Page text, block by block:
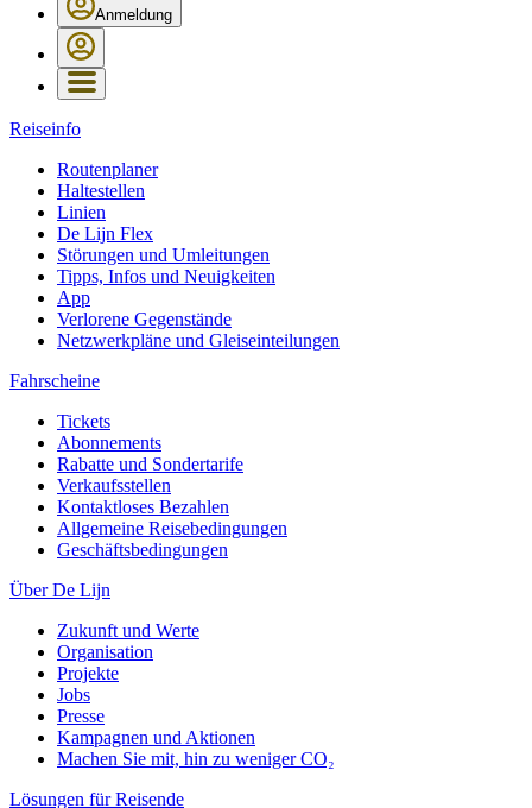
Anmeldung
Reiseinfo
Routenplaner
Haltestellen
Linien
De Lijn Flex
Störungen und Umleitungen
Tipps, Infos und Neuigkeiten
App
Verlorene Gegenstände
Netzwerkpläne und Gleiseinteilungen
Fahrscheine
Tickets
Abonnements
Rabatte und Sondertarife
Verkaufsstellen
Kontaktloses Bezahlen
Allgemeine Reisebedingungen
Geschäftsbedingungen
Über De Lijn
Zukunft und Werte
Organisation
Projekte
Jobs
Presse
Kampagnen und Aktionen
Machen Sie mit, hin zu weniger CO₂
Lösungen für Reisende